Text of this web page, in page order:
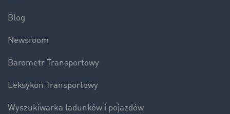
Blog
Newsroom
Barometr Transportowy
Leksykon Transportowy
Wyszukiwarka ładunków i pojazdów